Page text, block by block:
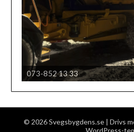
073-852 13 33
Härjedalens automobil klubb
© 2026 Svegsbygdens.se | Drivs